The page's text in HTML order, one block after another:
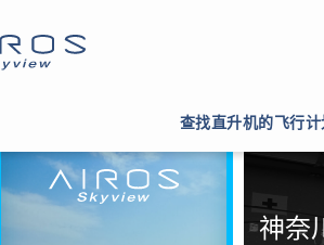
查找直升机的飞行计
神奈